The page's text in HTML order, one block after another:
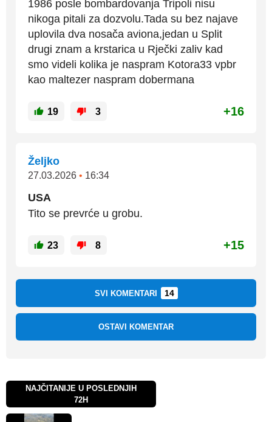
1986 posle bombardovanja Tripoli nisu
nikoga pitali za dozvolu.Tada su bez najave
uplovila dva nosača aviona,jedan u Split
drugi znam a krstarica u Rječki zaliv kad
smo videli kolika je naspram Kotora33 vpbr
kao maltezer naspram dobermana
19 3 +16
Željko
27.03.2026 • 16:34
USA
Tito se prevrće u grobu.
23 8 +15
SVI KOMENTARI 14
OSTAVI KOMENTAR
NAJČITANIJE U POSLEDNJIH
72H